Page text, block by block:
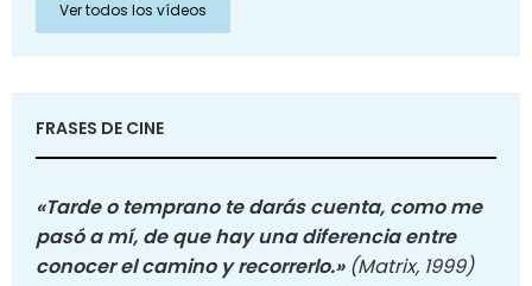
Ver todos los vídeos
FRASES DE CINE
«Tarde o temprano te darás cuenta, como me
pasó a mí, de que hay una diferencia entre
conocer el camino y recorrerlo.» (Matrix, 1999)